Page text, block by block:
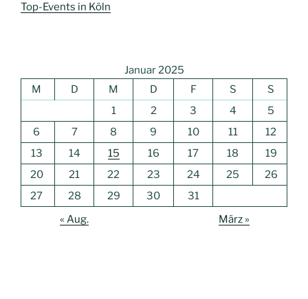
Top-Events in Köln
Januar 2025
M
D M D F S
S
1
2 3 4
5
6
7 8 9 10 11
12
13
14 15 16 17 18
19
20
21 22 23 24 25
26
27
28 29 30
31
« Aug.
März »